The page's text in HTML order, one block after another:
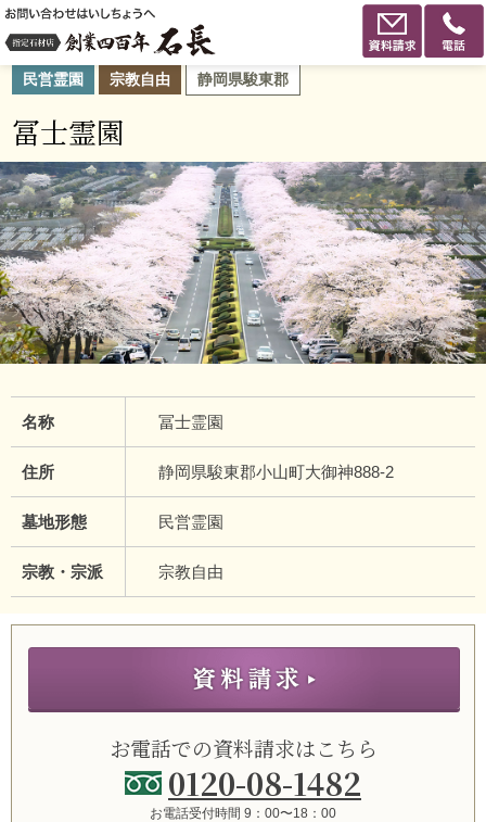
民営霊園 宗教自由 静岡県駿東郡
冨士霊園
名称 冨士霊園
住所 静岡県駿東郡小山町大御神888-2
墓地形態 民営霊園
宗教・宗派 宗教自由
お電話での資料請求はこちら
0120-08-1482
お電話受付時間 9：00〜18：00